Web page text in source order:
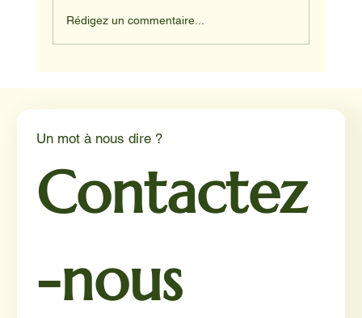
Rédigez un commentaire...
Un mot à nous dire ?
Contactez
-nous